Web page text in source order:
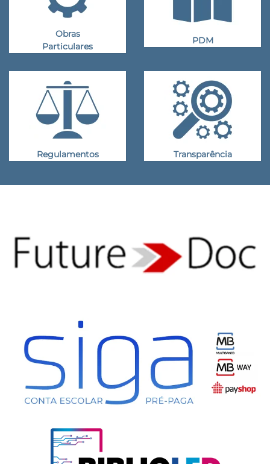
Obras
Particulares
PDM
Regulamentos Transparência